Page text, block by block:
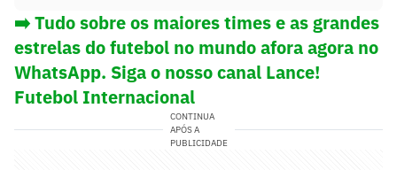
➡️ Tudo sobre os maiores times e as grandes
estrelas do futebol no mundo afora agora no
WhatsApp. Siga o nosso canal Lance!
Futebol Internacional
CONTINUA
APÓS A
PUBLICIDADE